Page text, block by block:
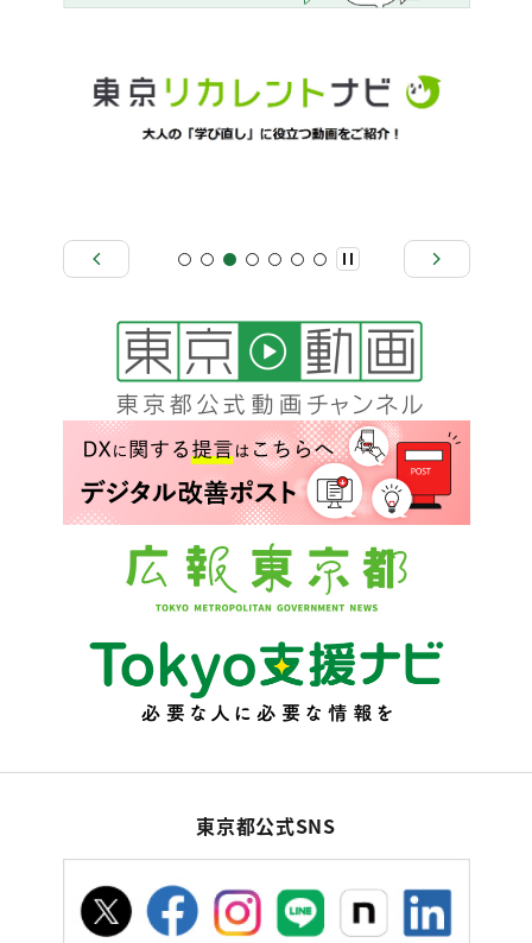
東京都公式SNS